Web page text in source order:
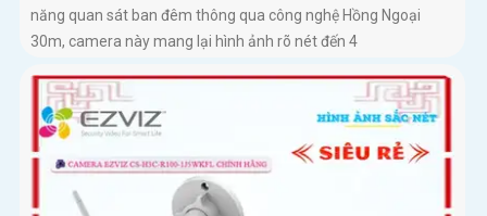
năng quan sát ban đêm thông qua công nghệ Hồng Ngoại
30m, camera này mang lại hình ảnh rõ nét đến 4